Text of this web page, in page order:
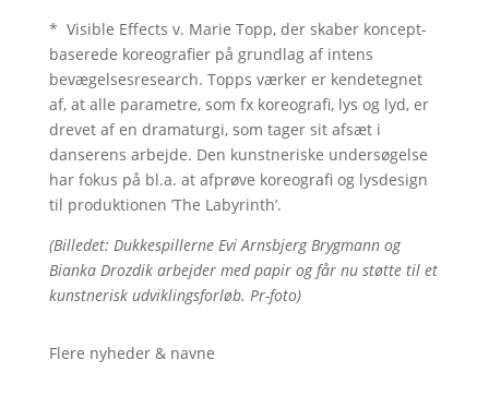
* Visible Effects v. Marie Topp, der skaber koncept-
baserede koreografier på grundlag af intens
bevægelsesresearch. Topps værker er kendetegnet
af, at alle parametre, som fx koreografi, lys og lyd, er
drevet af en dramaturgi, som tager sit afsæt i
danserens arbejde. Den kunstneriske undersøgelse
har fokus på bl.a. at afprøve koreografi og lysdesign
til produktionen ’The Labyrinth’.
(Billedet: Dukkespillerne Evi Arnsbjerg Brygmann og
Bianka Drozdik arbejder med papir og får nu støtte til et
kunstnerisk udviklingsforløb. Pr-foto)
Flere nyheder & navne